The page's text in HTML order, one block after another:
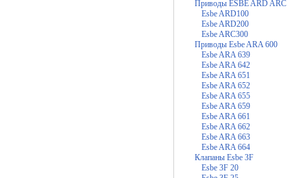
Приводы ESBE ARD ARC
Esbe ARD100
Esbe ARD200
Esbe ARC300
Приводы Esbe ARA 600
Esbe ARA 639
Esbe ARA 642
Esbe ARA 651
Esbe ARA 652
Esbe ARA 655
Esbe ARA 659
Esbe ARA 661
Esbe ARA 662
Esbe ARA 663
Esbe ARA 664
Клапаны Esbe 3F
Esbe 3F 20